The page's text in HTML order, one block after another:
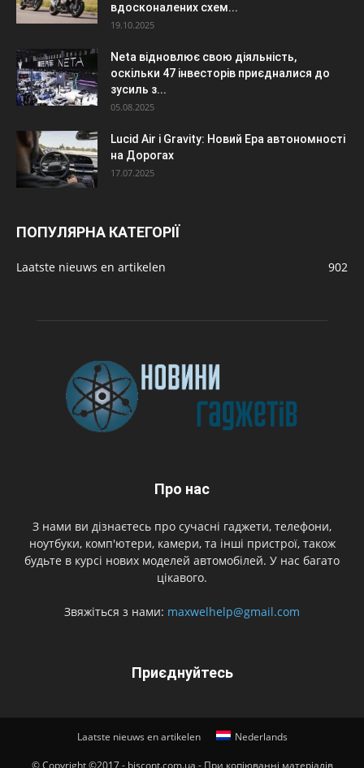
вдосконалених схем...
19.10.2025
Neta відновлює свою діяльність,
оскільки 47 інвесторів приєдналися до
зусиль з...
05.08.2025
Lucid Air і Gravity: Новий Ера автономності
на Дорогах
17.07.2025
ПОПУЛЯРНА КАТЕГОРІЇ
Laatste nieuws en artikelen 902
Про нас
З нами ви дізнаєтесь про сучасні гаджети, телефони,
ноутбуки, комп'ютери, камери, та інші пристрої, також
будьте в курсі нових моделей автомобілей. У нас багато
цікавого.
Звяжіться з нами: maxwelhelp@gmail.com
Приєднуйтесь
Laatste nieuws en artikelen Nederlands
© Copyright ©2017 - biscont.com.ua - При копіюванні матеріалів